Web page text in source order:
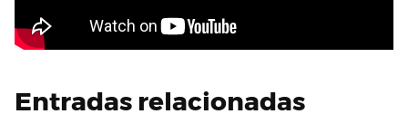
Entradas relacionadas